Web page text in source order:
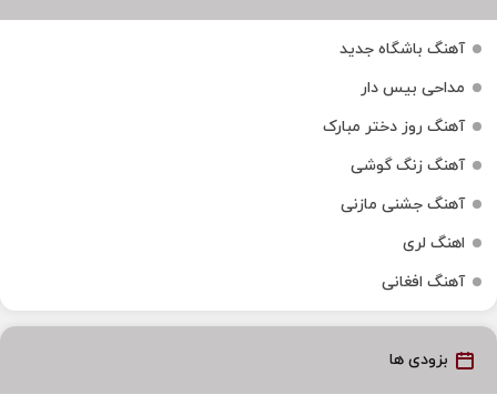
آهنگ باشگاه جدید
مداحی بیس دار
آهنگ روز دختر مبارک
آهنگ زنگ گوشی
آهنگ جشنی مازنی
اهنگ لری
آهنگ افغانی
بزودی ها